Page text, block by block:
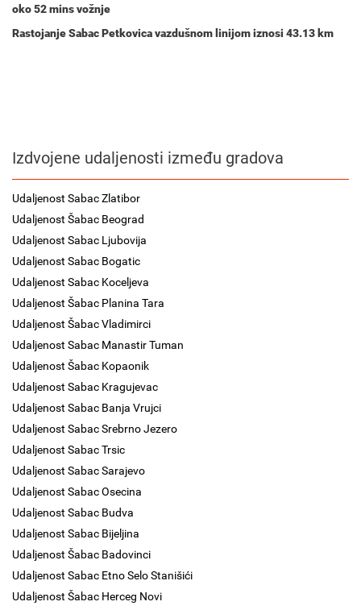
oko52 minsvožnje
Rastojanje Sabac Petkovica vazdušnom linijom iznosi 43.13 km
Izdvojene udaljenosti između gradova
Udaljenost Sabac Zlatibor
Udaljenost Šabac Beograd
Udaljenost Sabac Ljubovija
Udaljenost Sabac Bogatic
Udaljenost Sabac Koceljeva
Udaljenost Šabac Planina Tara
Udaljenost Šabac Vladimirci
Udaljenost Sabac Manastir Tuman
Udaljenost Šabac Kopaonik
Udaljenost Sabac Kragujevac
Udaljenost Sabac Banja Vrujci
Udaljenost Sabac Srebrno Jezero
Udaljenost Sabac Trsic
Udaljenost Sabac Sarajevo
Udaljenost Sabac Osecina
Udaljenost Sabac Budva
Udaljenost Sabac Bijeljina
Udaljenost Šabac Badovinci
Udaljenost Sabac Etno Selo Stanišići
Udaljenost Šabac Herceg Novi